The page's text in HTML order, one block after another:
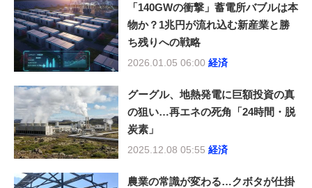
「140GWの衝撃」蓄電所バブルは本
物か？1兆円が流れ込む新産業と勝
ち残りへの戦略
2026.01.05 06:00 経済
グーグル、地熱発電に巨額投資の真
の狙い…再エネの死角「24時間・脱
炭素」
2025.12.08 05:55 経済
農業の常識が変わる…クボタが仕掛